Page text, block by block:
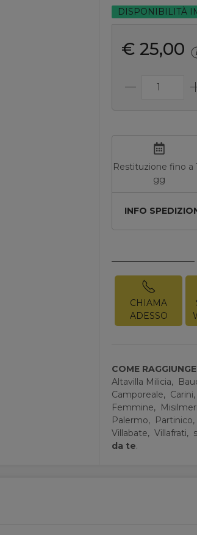
DISPONIBILITÀ
€ 25,00
Restituzione fino a
gg
INFO
CHIAMA
ADESSO
COME
Altavilla Milicia,
Camporeale,
Femmine,
Palermo, Partinico,
Villabate, Villafrati,
da te.